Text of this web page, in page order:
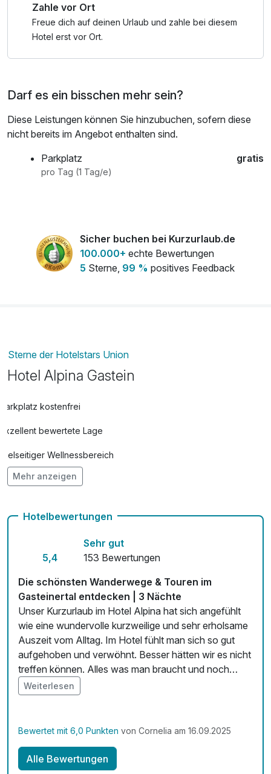
Zahle vor Ort
Freue dich auf deinen Urlaub und zahle bei diesem
Hotel erst vor Ort.
Darf es ein bisschen mehr sein?
Diese Leistungen können Sie hinzubuchen, sofern diese
nicht bereits im Angebot enthalten sind.
Parkplatz
gratis
pro Tag (1 Tag/e)
Sicher buchen bei Kurzurlaub.de
100.000+ echte Bewertungen
5 Sterne, 99 % positives Feedback
Sterne der Hotelstars Union
Hotel Alpina Gastein
Parkplatz kostenfrei
Exzellent bewertete Lage
Vielseitiger Wellnessbereich
Hunde im Hotel erlaubt für 30,00 € pro Stück / Nacht
Zimmerservice verfügbar
Mit Hotelbar
Mehr anzeigen
Hotelbewertungen
5,4
Sehr gut
153 Bewertungen
Die schönsten Wanderwege & Touren im
Gasteinertal entdecken | 3 Nächte
Unser Kurzurlaub im Hotel Alpina hat sich angefühlt
wie eine wundervolle kurzweilige und sehr erholsame
Auszeit vom Alltag. Im Hotel fühlt man sich so gut
aufgehoben und verwöhnt. Besser hätten wir es nicht
treffen können. Alles was man braucht und noch
mehr bekommt man. Super leckeres Essen, saubere
Zimmer, perfektes und außerordentlich freundliches
Lage des Hotels ist auch optimal. 5 min. Zu Fuss in der
Wanderwegen. Erholung PUR! Vielen Dank ans ganze
Team des Hotel Alpina!
Weiterlesen
Bewertet mit 6,0 Punkten von Cornelia am 16.09.2025
Alle Bewertungen